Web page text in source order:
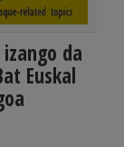
da
Euskal